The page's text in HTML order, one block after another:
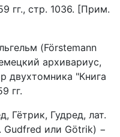
гг., стр. 1036. [Прим.
(Förstemann
архивариус,
двухтомника "Книга
гг.
Гётрик, Гудред, лат.
Gudfred или Götrik) −